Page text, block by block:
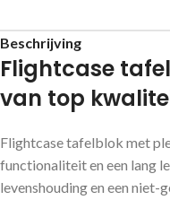
Beschrijving
Flightcase
van top
Flightcase tafelblok met
functionaliteit en een lang
levenshouding en een niet-